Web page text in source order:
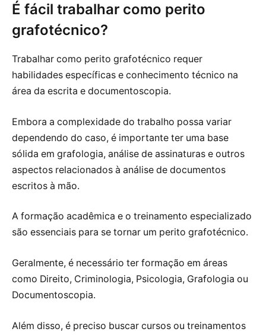
É fácil trabalhar como perito
grafotécnico?
Trabalhar como perito grafotécnico requer
habilidades específicas e conhecimento técnico na
área da escrita e documentoscopia.
Embora a complexidade do trabalho possa variar
dependendo do caso, é importante ter uma base
sólida em grafologia, análise de assinaturas e outros
aspectos relacionados à análise de documentos
escritos à mão.
A formação acadêmica e o treinamento especializado
são essenciais para se tornar um perito grafotécnico.
Geralmente, é necessário ter formação em áreas
como Direito, Criminologia, Psicologia, Grafologia ou
Documentoscopia.
Além disso, é preciso buscar cursos ou treinamentos